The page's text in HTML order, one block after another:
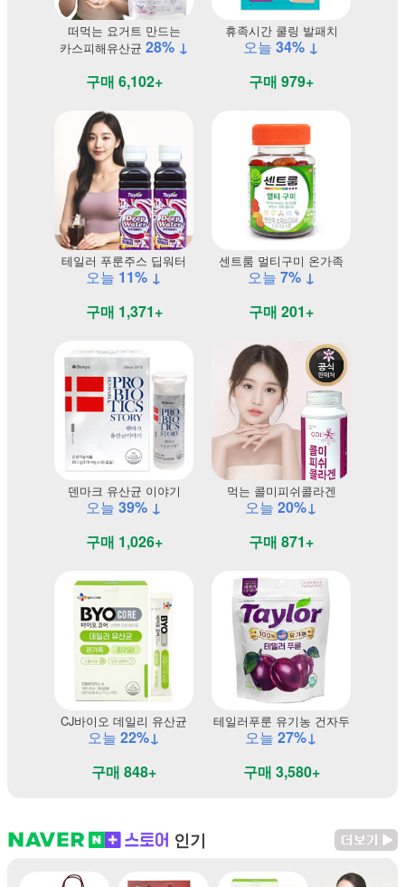
떠먹는 요거트 만드는
카스피해유산균 28% ↓
구매 6,102+
휴족시간 쿨링 발패치
오늘 34% ↓
구매 979+
테일러 푸룬주스 딥워터
오늘 11% ↓
구매 1,371+
센트룸 멀티구미 온가족
오늘 7% ↓
구매 201+
덴마크 유산균 이야기
오늘 39% ↓
구매 1,026+
먹는 콜미피쉬콜라겐
오늘 20%↓
구매 871+
CJ바이오 데일리 유산균
오늘 22%↓
구매 848+
테일러푸룬 유기농 건자두
오늘 27%↓
구매 3,580+
인기